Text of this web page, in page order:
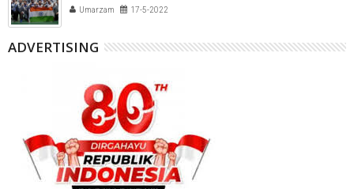
Umarzam 17-5-2022
ADVERTISING